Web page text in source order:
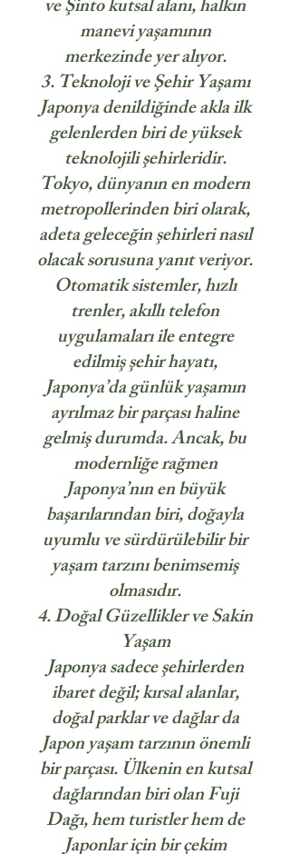
ve Şinto kutsal alanı, halkın
manevi yaşamının
merkezinde yer alıyor.
3. Teknoloji ve Şehir Yaşamı
Japonya denildiğinde akla ilk
gelenlerden biri de yüksek
teknolojili şehirleridir.
Tokyo, dünyanın en modern
metropollerinden biri olarak,
adeta geleceğin şehirleri nasıl
olacak sorusuna yanıt veriyor.
Otomatik sistemler, hızlı
trenler, akıllı telefon
uygulamaları ile entegre
edilmiş şehir hayatı,
Japonya’da günlük yaşamın
ayrılmaz bir parçası haline
gelmiş durumda. Ancak, bu
modernliğe rağmen
Japonya’nın en büyük
başarılarından biri, doğayla
uyumlu ve sürdürülebilir bir
yaşam tarzını benimsemiş
olmasıdır.
4. Doğal Güzellikler ve Sakin
Yaşam
Japonya sadece şehirlerden
ibaret değil; kırsal alanlar,
doğal parklar ve dağlar da
Japon yaşam tarzının önemli
bir parçası. Ülkenin en kutsal
dağlarından biri olan Fuji
Dağı, hem turistler hem de
Japonlar için bir çekim